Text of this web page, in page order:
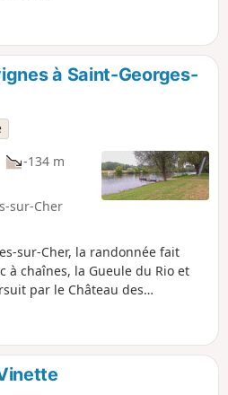
route reste
Les
la voie
ou
reprise de la
Le
Florent,
sur
à Saint-Georges-
-134 m
sur-Cher
sur-Cher, la randonnée fait
à chaînes, la Gueule du Rio et
par le Château des
de découvrir quelques
et la Chauverie, ainsi que les